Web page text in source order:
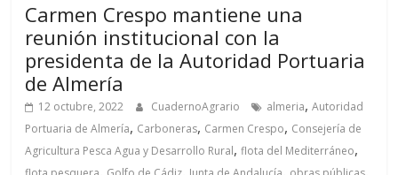
Carmen Crespo mantiene una
reunión institucional con la
presidenta de la Autoridad Portuaria
de Almería
12 octubre, 2022 CuadernoAgrario almeria,Autoridad
Portuaria de Almería, Carboneras, Carmen Crespo, Consejería de
Agricultura Pesca Agua y Desarrollo Rural,flota del Mediterráneo,